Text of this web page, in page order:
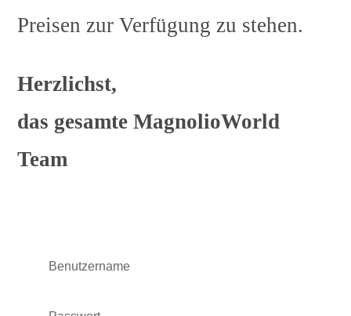
Preisen zur Verfügung zu stehen.
Herzlichst,
das gesamte MagnolioWorld
Team